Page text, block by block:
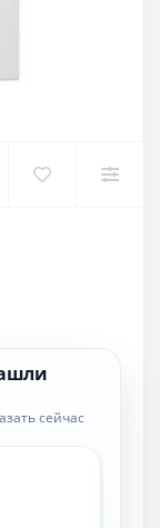
сейчас